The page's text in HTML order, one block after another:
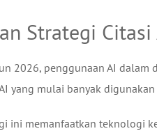
Strategi
2026, penggunaan AI dalam
yang mulai banyak
ini memanfaatkan teknologi